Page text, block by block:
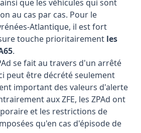
que les véhicules qui sont
au cas par cas. Pour le
Atlantique, il est fort
touche prioritairement les
.
se fait au travers d'un arrêté
peut être décrété seulement
important des valeurs d'alerte
aux ZFE, les ZPAd ont
et les restrictions de
qu'en cas d'épisode de